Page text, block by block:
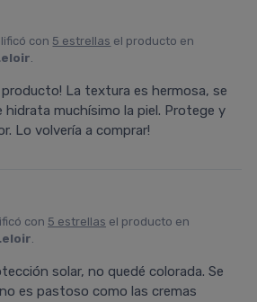
con 5 estrellas el producto en
.
La textura es hermosa, se
muchísimo la piel. Protege y
Lo volvería a comprar!
con 5 estrellas el producto en
.
solar, no quedé colorada. Se
es pastoso como las cremas